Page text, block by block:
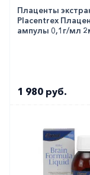
Плаценты
Placentrex
ампулы 0,1г/мл
1 980 руб.